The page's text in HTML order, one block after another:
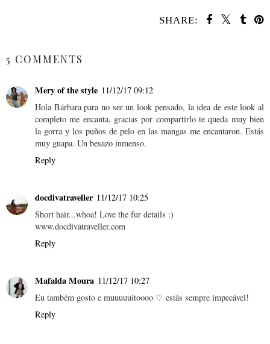
SHARE:
5 COMMENTS
Mery of the style 11/12/17 09:12
Hola Bárbara para no ser un look pensado, la idea de este look al
completo me encanta, gracias por compartirlo te queda muy bien
la gorra y los puños de pelo en las mangas me encantaron. Estás
muy guapa. Un besazo inmenso.
Reply
docdivatraveller 11/12/17 10:25
Short hair...whoa! Love the fur details :)
www.docdivatraveller.com
Reply
Mafalda Moura 11/12/17 10:27
Eu também gosto e muuuuuitoooo ♡ estás sempre impecável!
Reply